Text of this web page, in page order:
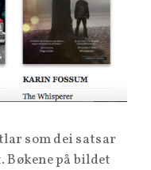
som dei satsar
Bøkene på bildet